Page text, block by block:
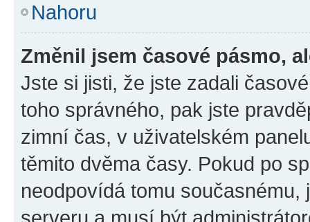
Nahoru
Změnil jsem časové pásmo,
Jste si jisti, že jste zadali
toho správného, pak jste
zimní čas, v uživatelském
těmito dvěma časy. Pokud po
neodpovídá tomu